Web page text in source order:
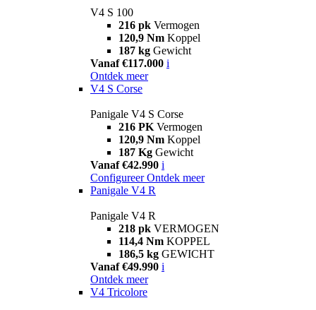
V4 S 100
216 pk Vermogen
120,9 Nm Koppel
187 kg Gewicht
Vanaf €117.000 i
Ontdek meer
V4 S Corse
Panigale V4 S Corse
216 PK Vermogen
120,9 Nm Koppel
187 Kg Gewicht
Vanaf €42.990 i
Configureer Ontdek meer
Panigale V4 R
Panigale V4 R
218 pk VERMOGEN
114,4 Nm KOPPEL
186,5 kg GEWICHT
Vanaf €49.990 i
Ontdek meer
V4 Tricolore